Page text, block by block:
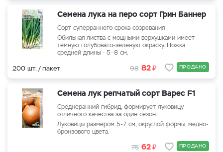
Семена лука на перо сорт Грин Баннер
Сорт суперраннего срока созревания
Обильная листва с мощными верхушками имеет
темную голубовато-зеленую окраску. Ножка
средней длины - 5–8 см.
200 шт. / пакет 98 82₽ ПРОДАНО
Семена лук репчатый сорт Варес F1
Среднеранний гибрид, формирует луковицу
отличного качества за один сезон.
Луковицы размером 5-7 см, округлой формы, медно-
бронзового цвета.
75 62₽ ПРОДАНО